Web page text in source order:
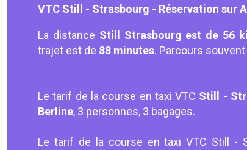
VTC Still - Strasbourg - Réservation sur
La distance Still Strasbourg est de 56
trajet est de 88 minutes. Parcours
Le tarif de la course en taxi VTC Still -
Berline, 3 personnes, 3 bagages.
Le tarif de la course en taxi VTC Still -